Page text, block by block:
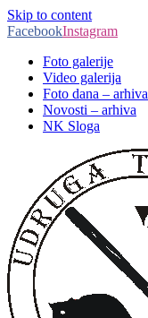
Skip to content
FacebookInstagram
Foto galerije
Video galerija
Foto dana – arhiva
Novosti – arhiva
NK Sloga